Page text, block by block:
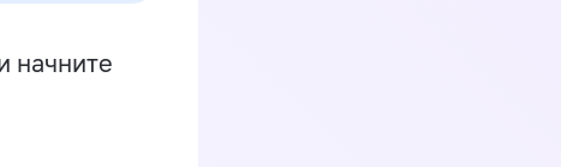
начните